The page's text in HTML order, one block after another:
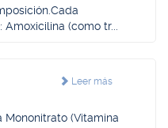
(como tr...
Leer más
Mononitrato (Vitamina